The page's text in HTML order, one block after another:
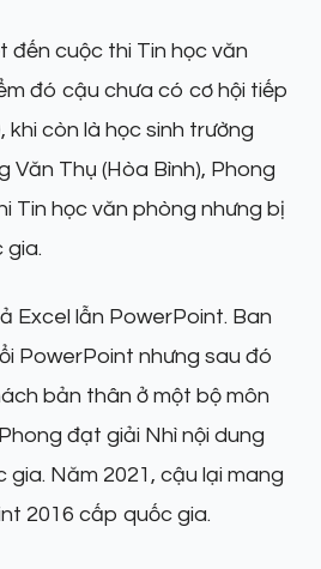
đến cuộc thi Tin học văn
đó cậu chưa có cơ hội tiếp
khi còn là học sinh trường
Văn Thụ (Hòa Bình), Phong
Tin học văn phòng nhưng bị
gia.
Excel lẫn PowerPoint. Ban
PowerPoint nhưng sau đó
bản thân ở một bộ môn
đạt giải Nhì nội dung
gia. Năm 2021, cậu lại mang
2016 cấp quốc gia.